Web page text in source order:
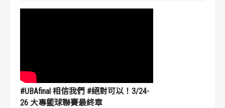
#UBAfinal 相信我們 #絕對可以！3/24-
26 大專籃球聯賽最終章